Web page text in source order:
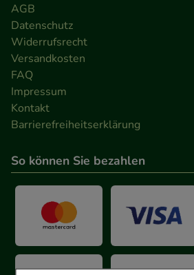
AGB
Datenschutz
Widerrufsrecht
Versandkosten
FAQ
Impressum
Kontakt
Barrierefreiheitserklärung
So können Sie bezahlen